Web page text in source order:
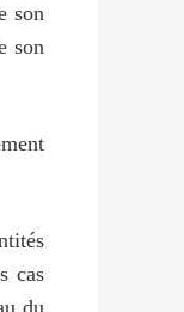
son
son
cas
du